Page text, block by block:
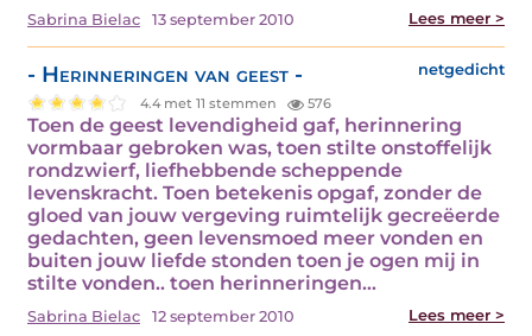
Sabrina Bielac 13 september 2010 Lees meer >
- Herinneringen van geest - netgedicht
4.4 met 11 stemmen 576
Toen de geest levendigheid gaf, herinnering
vormbaar gebroken was, toen stilte onstoffelijk
rondzwierf, liefhebbende scheppende
levenskracht. Toen betekenis opgaf, zonder de
gloed van jouw vergeving ruimtelijk gecreëerde
gedachten, geen levensmoed meer vonden en
buiten jouw liefde stonden toen je ogen mij in
stilte vonden.. toen herinneringen…
Sabrina Bielac 12 september 2010 Lees meer >